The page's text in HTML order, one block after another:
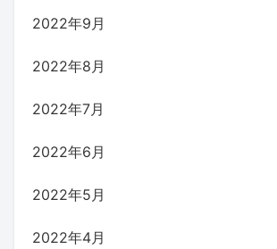
2022年9月
2022年8月
2022年7月
2022年6月
2022年5月
2022年4月